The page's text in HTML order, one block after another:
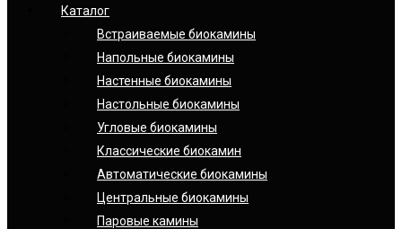
Каталог
Встраиваемые биокамины
Напольные биокамины
Настенные биокамины
Настoльные биокамины
Угловые биокамины
Классические биокамин
Автоматические биокамины
Центральные биокамины
Паровые камины